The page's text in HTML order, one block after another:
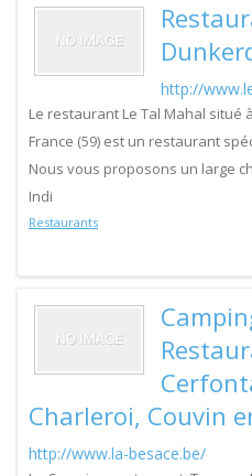
http://
Le restaurant Le Tal Mahal situé
France (59) est un restaurant
Nous vous proposons un large
Indi
Restaurants
Charleroi, Couvin
http://www.la-besace.be/